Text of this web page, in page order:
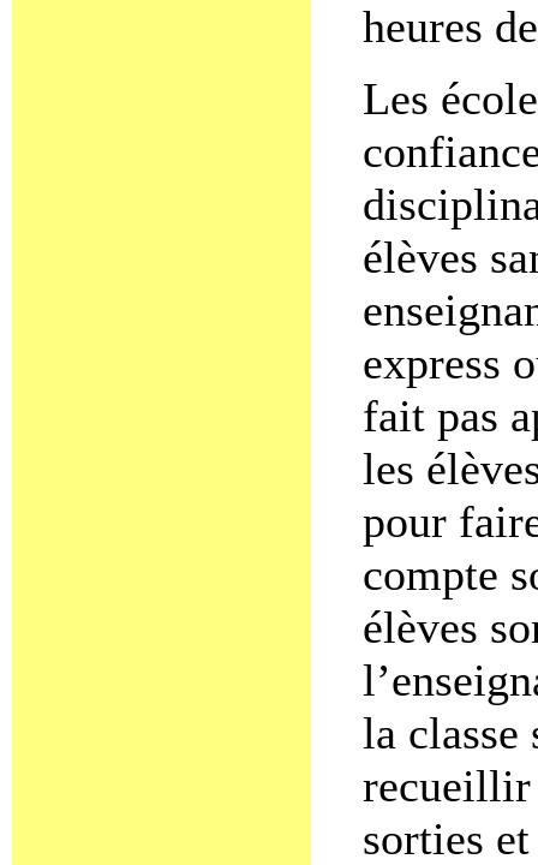
heures
Les
élèves
express
fait pas
les
pour
compte
élèves
la classe
recueillir
sorties